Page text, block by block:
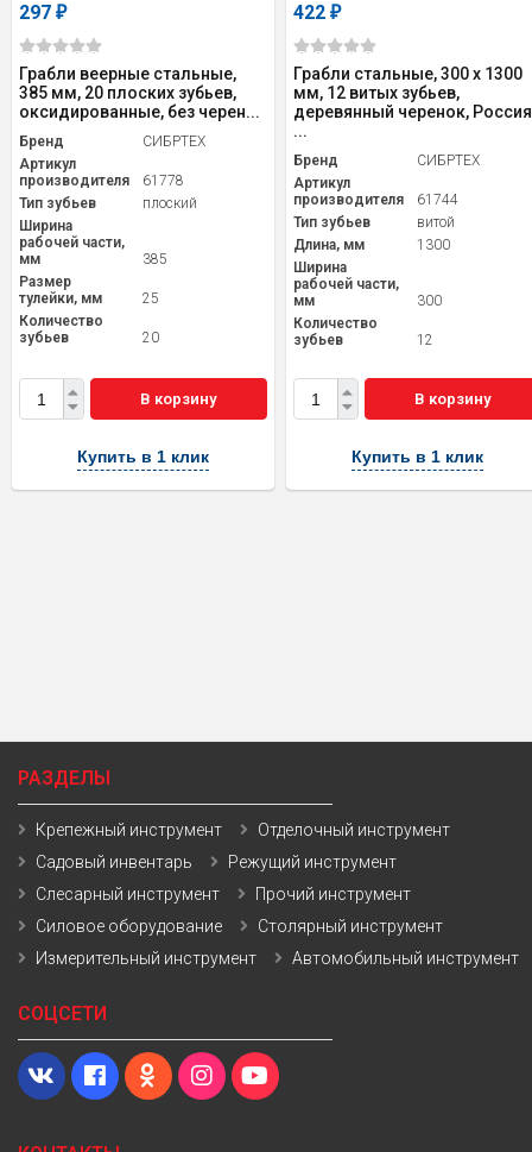
297 ₽
Грабли веерные стальные,
385 мм, 20 плоских зубьев,
оксидированные, без черен...
Бренд
СИБРТЕХ
Артикул
производителя
61778
Тип зубьев
плоский
Ширина
рабочей части,
мм
385
Размер
тулейки, мм
25
Количество
зубьев
20
В корзину
Купить в 1 клик
422 ₽
Грабли стальные, 300 х 1300
мм, 12 витых зубьев,
деревянный черенок,
...
Бренд
СИБРТЕХ
Артикул
производителя
61744
Тип зубьев
витой
Длина, мм
1300
Ширина
рабочей части,
мм
300
Количество
зубьев
12
В корзину
Купить в 1 клик
РАЗДЕЛЫ
Крепежный инструмент
Отделочный инструмент
Садовый инвентарь
Режущий инструмент
Слесарный инструмент
Прочий инструмент
Силовое оборудование
Столярный инструмент
Измерительный инструмент
Автомобильный инструмент
СОЦСЕТИ